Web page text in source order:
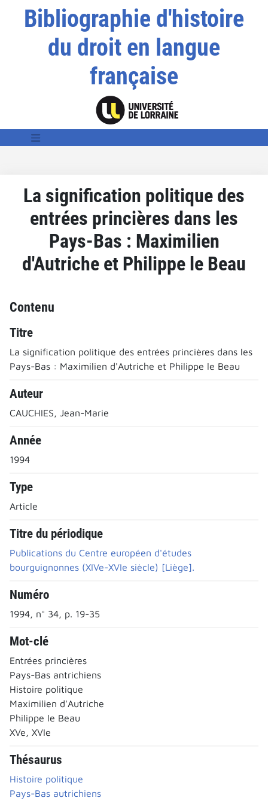
Bibliographie d'histoire
du droit en langue
française
La signification politique des
entrées princières dans les
Pays-Bas : Maximilien
d'Autriche et Philippe le Beau
Contenu
Titre
La signification politique des entrées princières dans les
Pays-Bas : Maximilien d'Autriche et Philippe le Beau
Auteur
CAUCHIES, Jean-Marie
Année
1994
Type
Article
Titre du périodique
Publications du Centre européen d'études
bourguignonnes (XIVe-XVIe siècle) [Liège].
Numéro
1994, n° 34, p. 19-35
Mot-clé
Entrées princières
Pays-Bas antrichiens
Histoire politique
Maximilien d'Autriche
Philippe le Beau
XVe, XVIe
Thésaurus
Histoire politique
Pays-Bas autrichiens